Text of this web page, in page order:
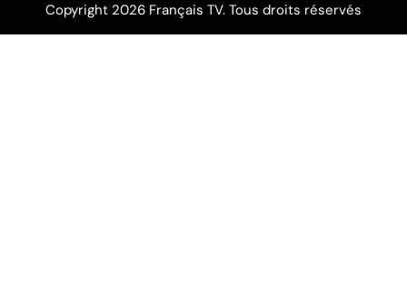
Copyright 2026 Français TV. Tous droits réservés